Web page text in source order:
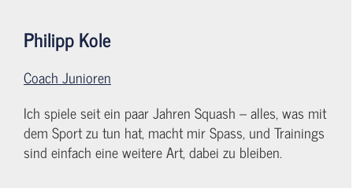
Philipp Kole
Coach Junioren
Ich spiele seit ein paar Jahren Squash – alles, was mit
dem Sport zu tun hat, macht mir Spass, und Trainings
sind einfach eine weitere Art, dabei zu bleiben.